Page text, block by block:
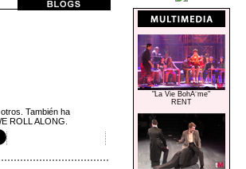
También ha
ROLL ALONG.
"La Vie BohÃ¨me"
RENT